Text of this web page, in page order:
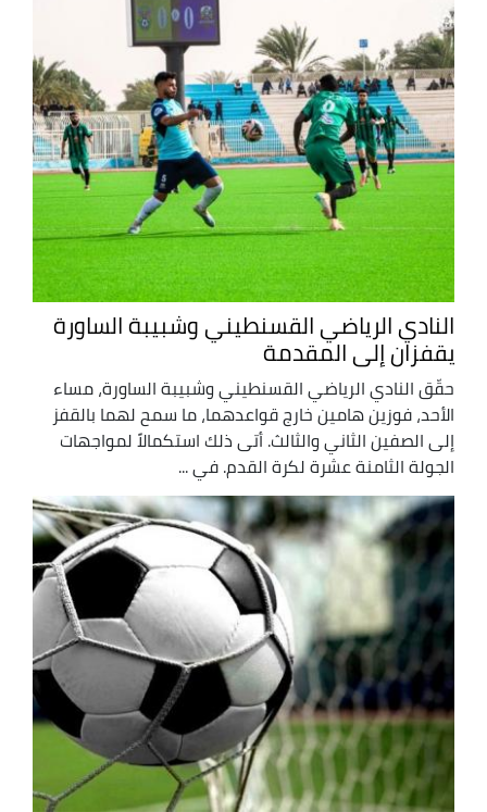
النادي الرياضي القسنطيني وشبيبة الساورة
يقفزان إلى المقدمة
حقّق النادي الرياضي القسنطيني وشبيبة الساورة، مساء
الأحد، فوزين هامين خارج قواعدهما، ما سمح لهما بالقفز
إلى الصفين الثاني والثالث. أتى ذلك استكمالاً لمواجهات
الجولة الثامنة عشرة لكرة القدم. في ...